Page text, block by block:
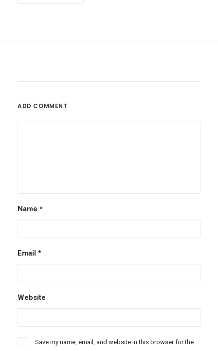
ADD COMMENT
Name *
Email *
Website
Save my name, email, and website in this browser for the